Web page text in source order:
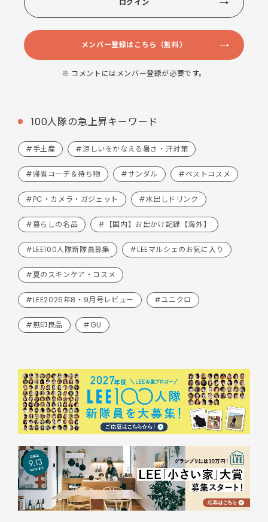
ログイン
メンバー登録はこちら（無料）
※ コメントにはメンバー登録が必要です。
100人隊の急上昇キーワード
#手土産 #涼しいをかなえる暑さ・汗対策
#帰省コーデ＆持ち物 #サンダル #ベストコスメ
#PC・カメラ・ガジェット #水出しドリンク
#暮らしの名品 #【国内】お出かけ記録【海外】
#LEE100人隊新隊員募集 #LEEマルシェのお気に入り
#夏のスキンケア・コスメ
#LEE2026年8・9月号レビュー #ユニクロ
#無印良品 #GU